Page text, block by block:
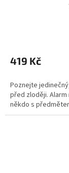
419 Kč
Poznejte
před zloději.
někdo s